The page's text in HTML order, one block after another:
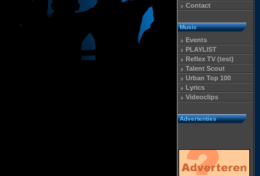
Contact
Music
Events
PLAYLIST
Reflex TV (test)
Talent Scout
Urban Top 100
Lyrics
Videoclips
Advertenties